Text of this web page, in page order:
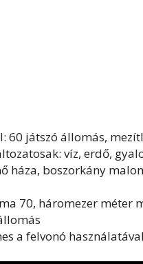
60 játszó állomás,
víz, erdő,
háza, boszorkány
70, háromezer méter
a felvonó